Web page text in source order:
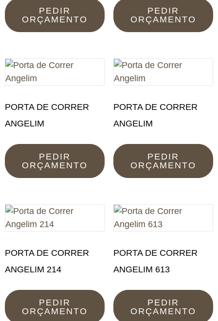
PEDIR
ORÇAMENTO
PEDIR
ORÇAMENTO
PORTA DE CORRER
ANGELIM
PEDIR
ORÇAMENTO
PORTA DE CORRER
ANGELIM
PEDIR
ORÇAMENTO
PORTA DE CORRER
ANGELIM 214
PEDIR
ORÇAMENTO
PORTA DE CORRER
ANGELIM 613
PEDIR
ORÇAMENTO